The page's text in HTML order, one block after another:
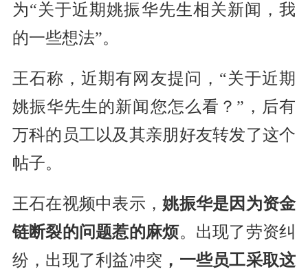
为“关于近期姚振华先生相关新闻，我
的一些想法”。
王石称，近期有网友提问，“关于近期
姚振华先生的新闻您怎么看？”，后有
万科的员工以及其亲朋好友转发了这个
帖子。
王石在视频中表示，姚振华是因为资金
链断裂的问题惹的麻烦。出现了劳资纠
纷，出现了利益冲突 ，一些员工采取这